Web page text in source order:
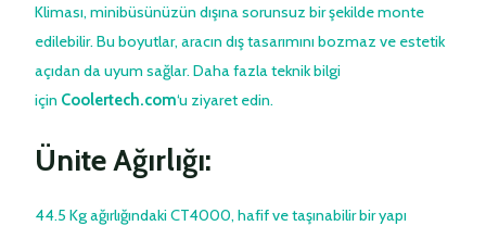
Kliması, minibüsünüzün dışına sorunsuz bir şekilde monte
edilebilir. Bu boyutlar, aracın dış tasarımını bozmaz ve estetik
açıdan da uyum sağlar. Daha fazla teknik bilgi
için Coolertech.com‘u ziyaret edin.
Ünite Ağırlığı:
44.5 Kg ağırlığındaki CT4000, hafif ve taşınabilir bir yapı